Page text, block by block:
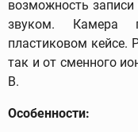
возможность
звуком. Камера
пластиковом кейсе.
так и от сменного
В.
Особенности: